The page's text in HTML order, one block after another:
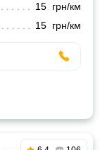
15 грн/км
15 грн/км